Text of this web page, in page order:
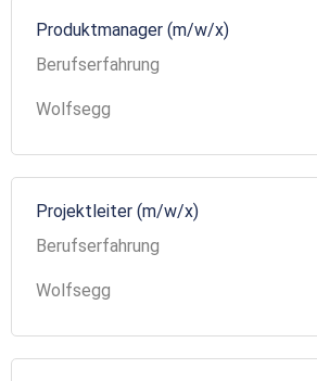
Produktmanager (m/w/x)
Berufserfahrung
Wolfsegg
Projektleiter (m/w/x)
Berufserfahrung
Wolfsegg